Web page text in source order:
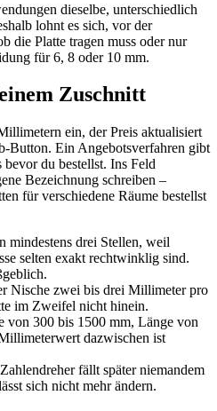
dieselbe, unterschiedlich
lohnt es sich, vor der
die Platte tragen muss oder nur
für 6, 8 oder 10 mm.
Zuschnitt
ein, der Preis aktualisiert
Button. Ein Angebotsverfahren gibt
du bestellst. Ins Feld
Bezeichnung schreiben –
für verschiedene Räume bestellst
mindestens drei Stellen, weil
selten exakt rechtwinklig sind.
Nische zwei bis drei Millimeter pro
im Zweifel nicht hinein.
von 300 bis 1500 mm, Länge von
dazwischen ist
fällt später niemandem
sich nicht mehr ändern.